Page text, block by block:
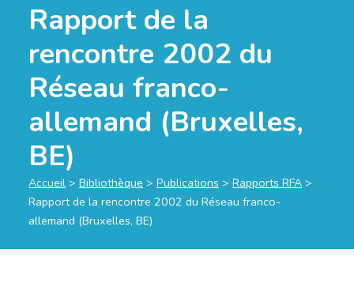
Rapport de la
rencontre 2002 du
Réseau franco-
allemand (Bruxelles,
BE)
Accueil > Bibliothèque > Publications > Rapports RFA >
Rapport de la rencontre 2002 du Réseau franco-
allemand (Bruxelles, BE)